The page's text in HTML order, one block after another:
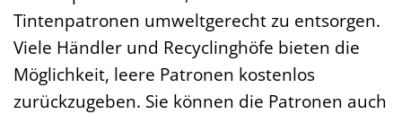
Tintenpatronen umweltgerecht zu entsorgen.
Viele Händler und Recyclinghöfe bieten die
Möglichkeit, leere Patronen kostenlos
zurückzugeben. Sie können die Patronen auch